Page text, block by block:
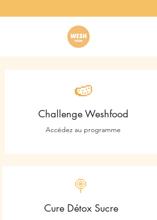
🍉
Challenge Weshfood
Accédez au programme
🍭
Cure Détox Sucre